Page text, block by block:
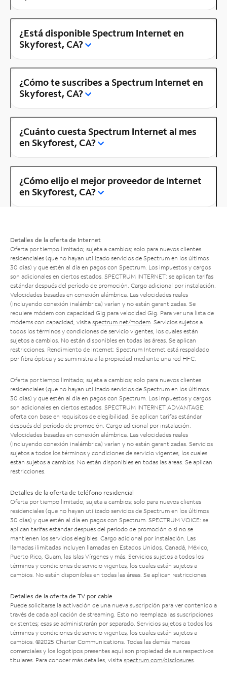
¿Está disponible Spectrum Internet en
Skyforest, CA?
¿Cómo te suscribes a Spectrum Internet en
Skyforest, CA?
¿Cuánto cuesta Spectrum Internet al mes
en Skyforest, CA?
¿Cómo elijo el mejor proveedor de Internet
en Skyforest, CA?
Detalles de la oferta de Internet
Oferta por tiempo limitado; sujeta a cambios; solo para nuevos clientes
residenciales (que no hayan utilizado servicios de Spectrum en los últimos
30 días) y que estén al día en pagos con Spectrum. Los impuestos y cargos
son adicionales en ciertos estados. SPECTRUM INTERNET: se aplican tarifas
estándar después del período de promoción. Cargo adicional por instalación.
Velocidades basadas en conexión alámbrica. Las velocidades reales
(incluyendo conexión inalámbrica) varían y no están garantizadas. Se
requiere módem con capacidad Gig para velocidad Gig. Para ver una lista de
módems con capacidad, visita spectrum.net/modem . Servicios sujetos a
todos los términos y condiciones de servicio vigentes, los cuales están
sujetos a cambios. No están disponibles en todas las áreas. Se aplican
restricciones. Rendimiento de Internet: Spectrum Internet está respaldado
por fibra óptica y se suministra a la propiedad mediante una red HFC.
Oferta por tiempo limitado; sujeta a cambios; solo para nuevos clientes
residenciales (que no hayan utilizado servicios de Spectrum en los últimos
30 días) y que estén al día en pagos con Spectrum. Los impuestos y cargos
son adicionales en ciertos estados. SPECTRUM INTERNET ADVANTAGE:
oferta con base en requisitos de elegibilidad. Se aplican tarifas estándar
después del período de promoción. Cargo adicional por instalación.
Velocidades basadas en conexión alámbrica. Las velocidades reales
(incluyendo conexión inalámbrica) varían y no están garantizadas. Servicios
sujetos a todos los términos y condiciones de servicio vigentes, los cuales
están sujetos a cambios. No están disponibles en todas las áreas. Se aplican
restricciones.
Detalles de la oferta de teléfono residencial
Oferta por tiempo limitado; sujeta a cambios; solo para nuevos clientes
residenciales (que no hayan utilizado servicios de Spectrum en los últimos
30 días) y que estén al día en pagos con Spectrum. SPECTRUM VOICE: se
aplican tarifas estándar después del período de promoción o si no se
mantienen los servicios elegibles. Cargo adicional por instalación. Las
llamadas ilimitadas incluyen llamadas en Estados Unidos, Canadá, México,
Puerto Rico, Guam, las Islas Vírgenes y más. Servicios sujetos a todos los
términos y condiciones de servicio vigentes, los cuales están sujetos a
cambios. No están disponibles en todas las áreas. Se aplican restricciones.
Detalles de la oferta de TV por cable
Puede solicitarse la activación de una nueva suscripción para ver contenido a
través de cada aplicación de streaming. Esto no reemplaza las suscripciones
existentes; esas se administrarán por separado. Servicios sujetos a todos los
términos y condiciones de servicio vigentes, los cuales están sujetos a
cambios. ©2025 Charter Communications. Todas las demás marcas
comerciales y los logotipos presentes aquí son propiedad de sus respectivos
titulares. Para conocer más detalles, visita spectrum.com/disclosures